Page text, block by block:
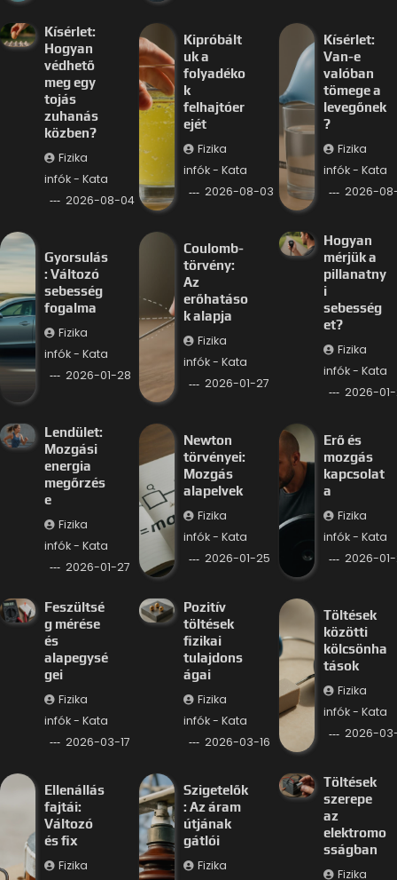
Kísérlet:
Hogyan
védhető
meg egy
tojás
zuhanás
közben?
Fizika
infók - Kata
2026-08-04
Kipróbált
uk a
folyadéko
k
felhajtóer
ejét
Fizika
infók - Kata
2026-08-03
Kísérlet:
Van-e
valóban
tömege a
levegőnek
?
Fizika
infók - Kata
2026-
Gyorsulás
: Változó
sebesség
fogalma
Fizika
infók - Kata
2026-01-28
Coulomb-
törvény:
Az
erőhatáso
k alapja
Fizika
infók - Kata
2026-01-27
Hogyan
mérjük a
pillanatny
i
sebesség
et?
Fizika
infók - Kata
2026-
Lendület:
Mozgási
energia
megőrzés
e
Fizika
infók - Kata
2026-01-27
Newton
törvényei:
Mozgás
alapelvek
Fizika
infók - Kata
2026-01-25
Erő és
mozgás
kapcsolat
a
Fizika
infók - Kata
2026-
Feszültsé
g mérése
és
alapegysé
gei
Fizika
infók - Kata
2026-03-17
Pozitív
töltések
fizikai
tulajdons
ágai
Fizika
infók - Kata
2026-03-16
Töltések
közötti
kölcsönha
tások
Fizika
infók - Kata
2026-
Ellenállás
fajtái:
Változó
és fix
Fizika
Szigetelők
: Az áram
útjának
gátlói
Fizika
Töltések
szerepe
az
elektromo
sságban
Fizika